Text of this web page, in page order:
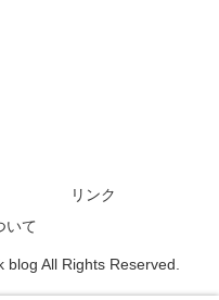
リンク
いて
All Rights Reserved.